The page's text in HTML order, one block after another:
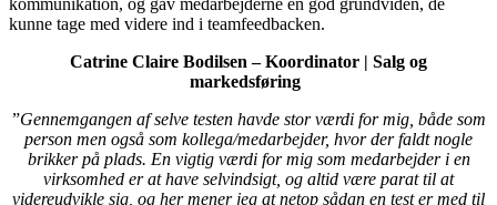
kommunikation, og gav medarbejderne en god grundviden, de
kunne tage med videre ind i teamfeedbacken.
Catrine Claire Bodilsen – Koordinator | Salg og
markedsføring
”Gennemgangen af selve testen havde stor værdi for mig, både som
person men også som kollega/medarbejder, hvor der faldt nogle
brikker på plads. En vigtig værdi for mig som medarbejder i en
virksomhed er at have selvindsigt, og altid være parat til at
videreudvikle sig, og her mener jeg at netop sådan en test er med til